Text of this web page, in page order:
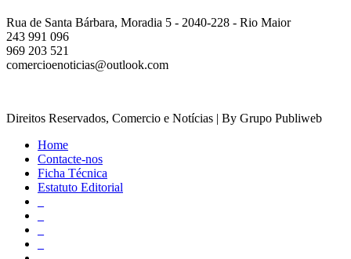
Rua de Santa Bárbara, Moradia 5 - 2040-228 - Rio Maior
243 991 096
969 203 521
comercioenoticias@outlook.com
Direitos Reservados, Comercio e Notícias | By Grupo Publiweb
Home
Contacte-nos
Ficha Técnica
Estatuto Editorial